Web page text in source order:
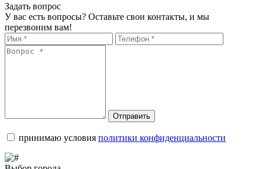
Задать вопрос
У вас есть вопросы? Оставьте свои контакты, и мы
перезвоним вам!
Отправить
принимаю условия политики конфиденциальности